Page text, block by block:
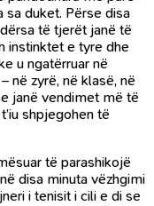
sa duket. Përse disa
të tjerët janë të
instinktet e tyre dhe
u ngatërruar në
në zyrë, në klasë, në
janë vendimet më të
shpjegohen të
të parashikojë
disa minuta vëzhgimi
i tenisit i cili e di se